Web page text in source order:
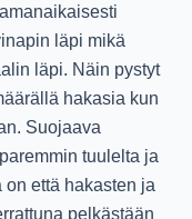
läpi mikä
läpi. Näin pystyt
hakasia kun
Suojaava
tuulelta ja
että hakasten ja
pelkästään